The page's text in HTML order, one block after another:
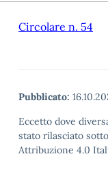
Circolare n. 54
Pubblicato:
Eccetto dove
stato rilasciato
Attribuzione 4.0